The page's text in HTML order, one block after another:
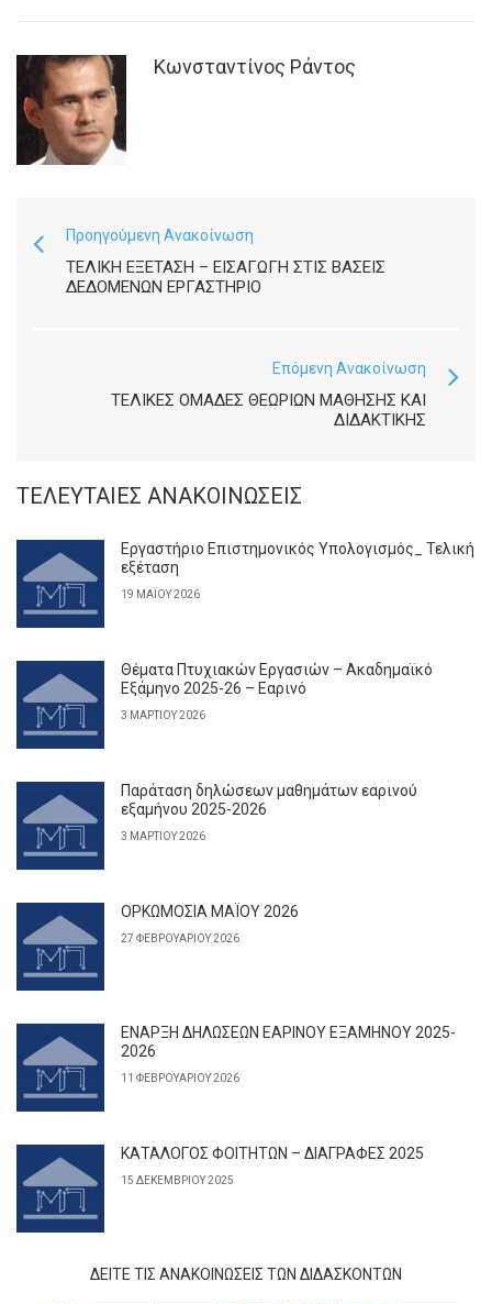
Κωνσταντίνος Ράντος
Προηγούμενη Ανακοίνωση
ΤΕΛΙΚΗ ΕΞΕΤΑΣΗ – ΕΙΣΑΓΩΓΉ ΣΤΙΣ ΒΆΣΕΙΣ
ΔΕΔΟΜΈΝΩΝ ΕΡΓΑΣΤΉΡΙΟ
Επόμενη Ανακοίνωση
ΤΕΛΙΚΕΣ ΟΜΑΔΕΣ ΘΕΩΡΙΩΝ ΜΑΘΗΣΗΣ ΚΑΙ
ΔΙΔΑΚΤΙΚΗΣ
ΤΕΛΕΥΤΑΊΕΣ ΑΝΑΚΟΙΝΏΣΕΙΣ
Εργαστήριο Επιστημονικός Υπολογισμός_ Τελική
εξέταση
19 ΜΑΪ́ΟΥ 2026
Θέματα Πτυχιακών Εργασιών – Ακαδημαϊκό
Εξάμηνο 2025-26 – Εαρινό
3 ΜΑΡΤΊΟΥ 2026
Παράταση δηλώσεων μαθημάτων εαρινού
εξαμήνου 2025-2026
3 ΜΑΡΤΊΟΥ 2026
ΟΡΚΩΜΟΣΙΑ ΜΑΪΟΥ 2026
27 ΦΕΒΡΟΥΑΡΊΟΥ 2026
ΕΝΑΡΞΗ ΔΗΛΩΣΕΩΝ ΕΑΡΙΝΟΥ ΕΞΑΜΗΝΟΥ 2025-
2026
11 ΦΕΒΡΟΥΑΡΊΟΥ 2026
ΚΑΤΑΛΟΓΟΣ ΦΟΙΤΗΤΩΝ – ΔΙΑΓΡΑΦΕΣ 2025
15 ΔΕΚΕΜΒΡΊΟΥ 2025
ΔΕΊΤΕ ΤΙΣ ΑΝΑΚΟΙΝΏΣΕΙΣ ΤΩΝ ΔΙΔΆΣΚΟΝΤΩΝ